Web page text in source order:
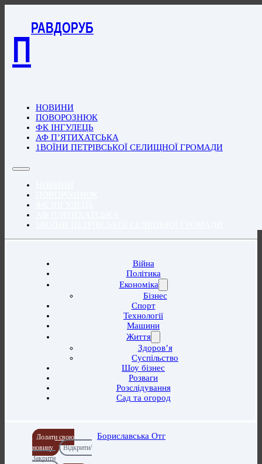
П
РАВДОРУБ
НОВИНИ
ПОВОРОЗНЮК
ФК ІНГУЛЕЦЬ
АФ П’ЯТИХАТСЬКА
1ВОЇНИ ПЕТРІВСЬКОЇ СЕЛИЩНОЇ ГРОМАДИ
Війна
Політика
Економіка
Бізнес
Спорт
Технології
Машини
Життя
Здоров’я
Суспільство
Шоу бізнес
Розваги
Розслідування
Сад та огород
Додати свою
новину
Відкрити/
Закрити
Бориславська Отг